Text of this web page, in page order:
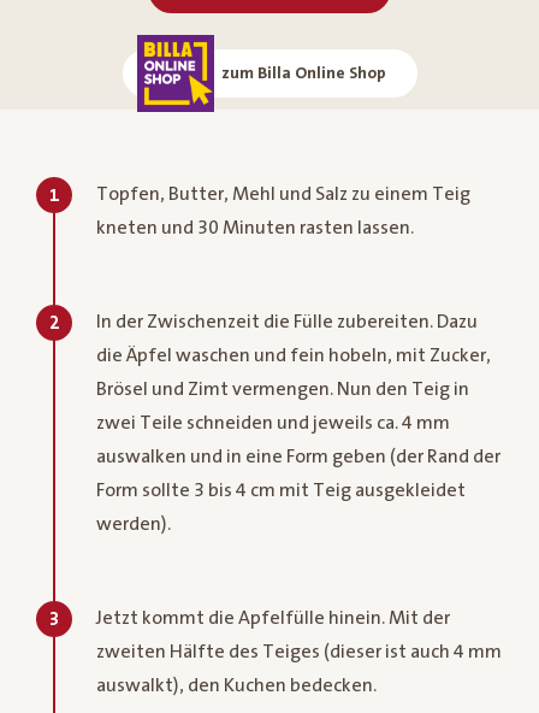
zum Billa Online Shop
1
Topfen, Butter, Mehl und Salz zu einem Teig
kneten und 30 Minuten rasten lassen.
2
In der Zwischenzeit die Fülle zubereiten. Dazu
die Äpfel waschen und fein hobeln, mit Zucker,
Brösel und Zimt vermengen. Nun den Teig in
zwei Teile schneiden und jeweils ca. 4 mm
auswalken und in eine Form geben (der Rand der
Form sollte 3 bis 4 cm mit Teig ausgekleidet
werden).
3
Jetzt kommt die Apfelfülle hinein. Mit der
zweiten Hälfte des Teiges (dieser ist auch 4 mm
auswalkt), den Kuchen bedecken.